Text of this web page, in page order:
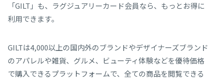
「GILT」も、ラグジュアリーカード会員なら、もっとお得に
利用できます。
GILTは4,000以上の国内外のブランドやデザイナーズブランド
のアパレルや雑貨、グルメ、ビューティ体験などを優待価格
で購入できるプラットフォームで、全ての商品を閲覧できる